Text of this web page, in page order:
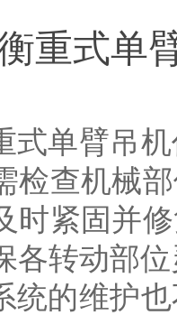
重式单
单臂吊机
检查机械
时紧固并
各转动部
的维护也